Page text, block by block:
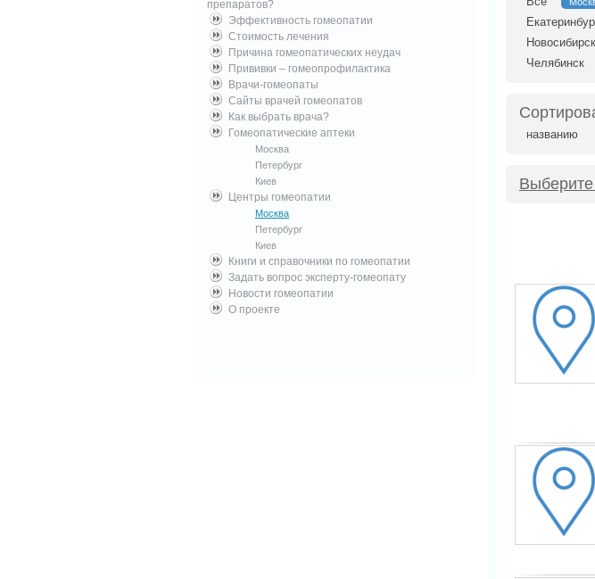
препаратов?
Эффективность гомеопатии
Стоимость лечения
Причина гомеопатических неудач
Прививки – гомеопрофилактика
Врачи-гомеопаты
Сайты врачей гомеопатов
Как выбрать врача?
Гомеопатические аптеки
Москва
Петербург
Киев
Центры гомеопатии
Москва
Петербург
Киев
Книги и справочники по гомеопатии
Задать вопрос эксперту-гомеопату
Новости гомеопатии
О проекте
Новосибирск
Челябинск
названию